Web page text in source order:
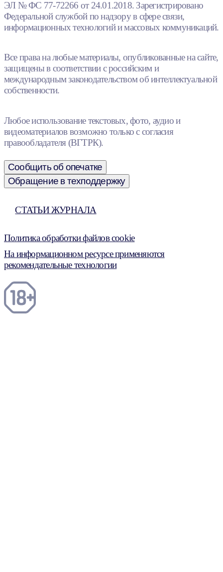
ЭЛ № ФС 77-72266 от 24.01.2018. Зарегистрировано
Федеральной службой по надзору в сфере связи,
информационных технологий и массовых коммуникаций.
Все права на любые материалы, опубликованные на сайте,
защищены в соответствии с российским и
международным законодательством об интеллектуальной
собственности.
Любое использование текстовых, фото, аудио и
видеоматериалов возможно только с согласия
правообладателя (ВГТРК).
Сообщить об опечатке
Обращение в техподдержку
СТАТЬИ ЖУРНАЛА
Политика обработки файлов cookie
На информационном ресурсе применяются
рекомендательные технологии